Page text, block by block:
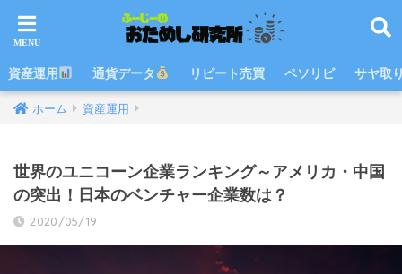
資産運用 通貨データ リピート売買 ペソリピ サヤ取
ホーム 資産運用
世界のユニコーン企業ランキング～アメリカ・中国
の突出！日本のベンチャー企業数は？
2020/05/19